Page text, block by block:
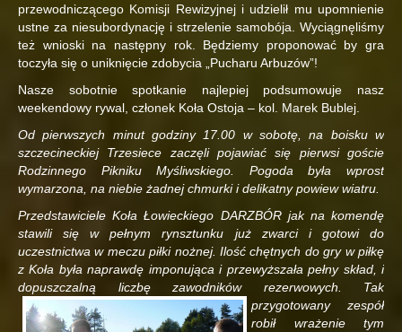
przewodniczącego Komisji Rewizyjnej i udzielił mu upomnienie
ustne za niesubordynację i strzelenie samobója. Wyciągnęliśmy
też wnioski na następny rok. Będziemy proponować by gra
toczyła się o uniknięcie zdobycia „Pucharu Arbuzów”!
Nasze sobotnie spotkanie najlepiej podsumowuje nasz
weekendowy rywal, członek Koła Ostoja – kol. Marek Bublej.
Od pierwszych minut godziny 17.00 w sobotę, na boisku w
szczecineckiej Trzesiece zaczęli pojawiać się pierwsi goście
Rodzinnego Pikniku Myśliwskiego. Pogoda była wprost
wymarzona, na niebie żadnej chmurki i delikatny powiew wiatru.
Przedstawiciele Koła Łowieckiego DARZBÓR jak na komendę
stawili się w pełnym rynsztunku już zwarci i gotowi do
uczestnictwa w meczu piłki nożnej. Ilość chętnych do gry w piłkę
z Koła była naprawdę imponująca i przewyższała pełny skład, i
dopuszczalną liczbę zawodników rezerwowych. Tak
przygotowany zespół
robił wrażenie tym